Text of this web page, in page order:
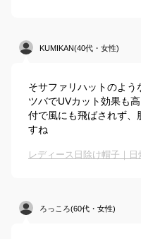
KUMIKAN(40代・女性)
そサファリハットのよ
ツバでUVカット効果も
付で風にも飛ばされず
すね
ろっころ(60代・女性)